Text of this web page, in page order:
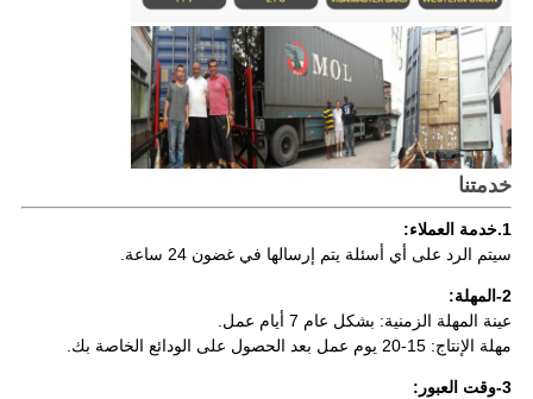
خدمتنا
1.خدمة العملاء:
سيتم الرد على أي أسئلة يتم إرسالها في غضون 24 ساعة.
2-المهلة:
عينة المهلة الزمنية: بشكل عام 7 أيام عمل.
مهلة الإنتاج: 15-20 يوم عمل بعد الحصول على الودائع الخاصة بك.
3-وقت العبور: